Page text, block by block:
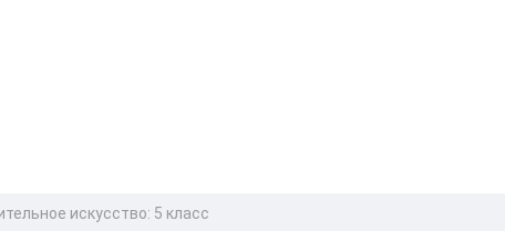
искусство: 5 класс